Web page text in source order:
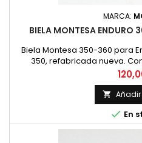
MARCA:
BIELA MONTESA
Biela Montesa 350-360 para
350, refabricada nueva.

 En